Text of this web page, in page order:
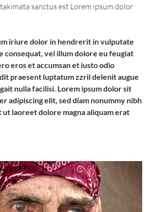
sanctus est Lorem ipsum dolor
iriure dolor in hendrerit in vulputate
consequat, vel illum dolore eu feugiat
eros et accumsan et iusto odio
praesent luptatum zzril delenit augue
nulla facilisi. Lorem ipsum dolor sit
adipiscing elit, sed diam nonummy nibh
laoreet dolore magna aliquam erat